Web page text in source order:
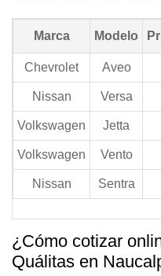
Marca Modelo
Chevrolet Aveo
Nissan Versa
Volkswagen Jetta
Volkswagen Vento
Nissan Sentra
¿Cómo cotizar
Quálitas en